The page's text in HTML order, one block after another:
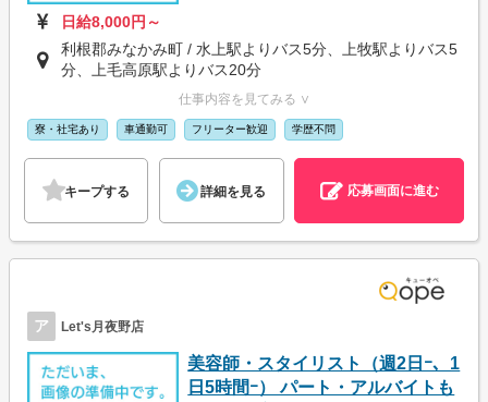
日給8,000円～
利根郡みなかみ町 / 水上駅よりバス5分、上牧駅よりバス5
分、上毛高原駅よりバス20分
仕事内容を見てみる ∨
寮・社宅あり 車通勤可 フリーター歓迎 学歴不問
キープする 詳細を見る 応募画面に進む
ア Let's月夜野店
美容師・スタイリスト（週2日ｰ、1
日5時間ｰ） パート・アルバイトも